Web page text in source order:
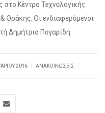
στο Κέντρο Τεχνολογικής
Θράκης. Οι ενδιαφερόμενοι
Δημήτριο Πογαρίδη.
2016 ΑΝΑΚΟΙΝΏΣΕΙΣ